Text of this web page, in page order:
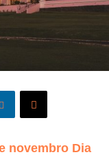
novembro Dia